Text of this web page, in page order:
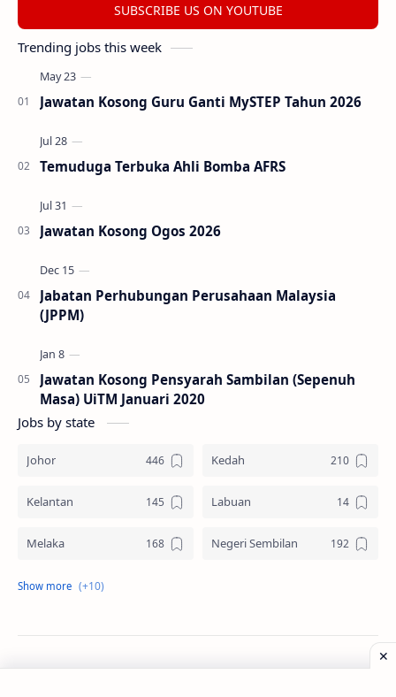
SUBSCRIBE US ON YOUTUBE
Trending jobs this week
Jawatan Kosong Guru Ganti MySTEP Tahun 2026
Temuduga Terbuka Ahli Bomba AFRS
Jawatan Kosong Ogos 2026
Jabatan Perhubungan Perusahaan Malaysia
(JPPM)
Jawatan Kosong Pensyarah Sambilan (Sepenuh
Masa) UiTM Januari 2020
Jobs by state
Johor Kedah
Kelantan Labuan
Melaka Negeri Sembilan
Pahang
Pulau Pinang Sabah